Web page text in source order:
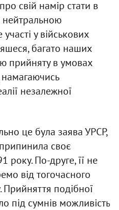
свій намір стати в
нейтральною
у військових
багато наших
прийняту в умовах
незалежної
це була заява УРСР,
своє
року. По-друге, її не
від тогочасного
Прийняття подібної
під сумнів можливість